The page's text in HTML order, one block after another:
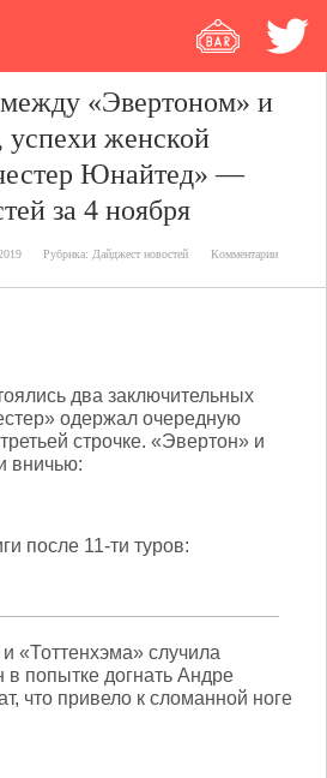
«Эвертоном» и
успехи женской
Юнайтед» —
за 4 ноября
Рубрика: Дайджест новостей Комментарии
два заключительных
одержал очередную
строчке. «Эвертон» и
вничью:
после 11-ти туров:
«Тоттенхэма» случила
попытке догнать Андре
что привело к сломанной ноге